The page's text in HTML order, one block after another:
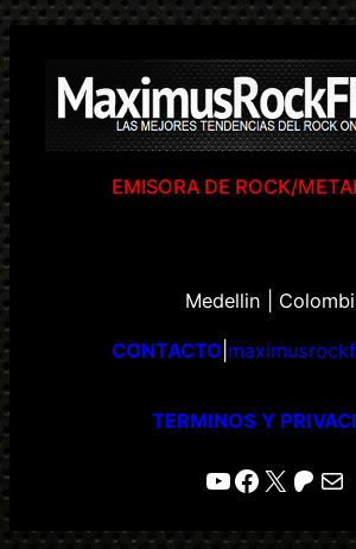
EMISORA DE ROCK/
Medellin |
CONTACTO
TERMINOS Y
YouTube
Facebook
X